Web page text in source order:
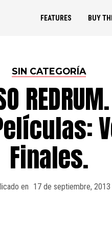
FEATURES BUY
SIN CATEGORÍA
Finales.
en 17 de septiembre, 2013